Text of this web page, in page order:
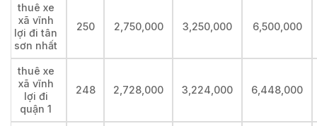
thuê xe
xã vĩnh
lợi đi tân
sơn nhất
250 2,750,000 3,250,000 6,500,000
thuê xe
xã vĩnh
lợi đi
quận 1
248 2,728,000 3,224,000 6,448,000